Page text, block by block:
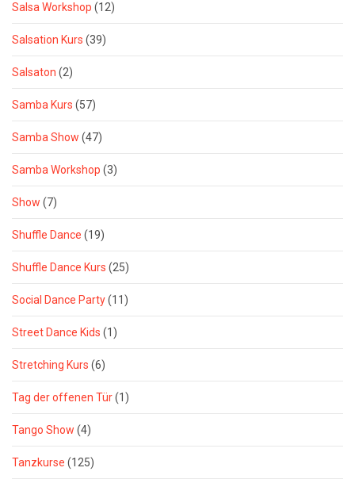
Salsa Workshop (12)
Salsation Kurs (39)
Salsaton (2)
Samba Kurs (57)
Samba Show (47)
Samba Workshop (3)
Show (7)
Shuffle Dance (19)
Shuffle Dance Kurs (25)
Social Dance Party(11)
Street Dance Kids (1)
Stretching Kurs (6)
Tag der offenen Tür(1)
Tango Show (4)
Tanzkurse (125)